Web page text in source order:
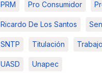
PRM Pro Consumidor
Ricardo De Los Santos
SNTP Titulación Trabajo
UASD Unapec